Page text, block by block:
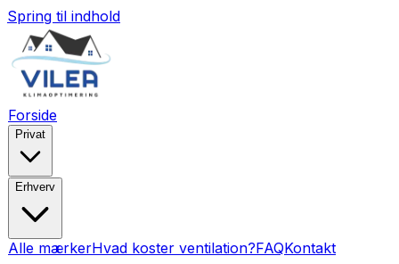
Spring til indhold
Forside
Privat
Erhverv
Alle mærkerHvad koster ventilation?FAQKontakt